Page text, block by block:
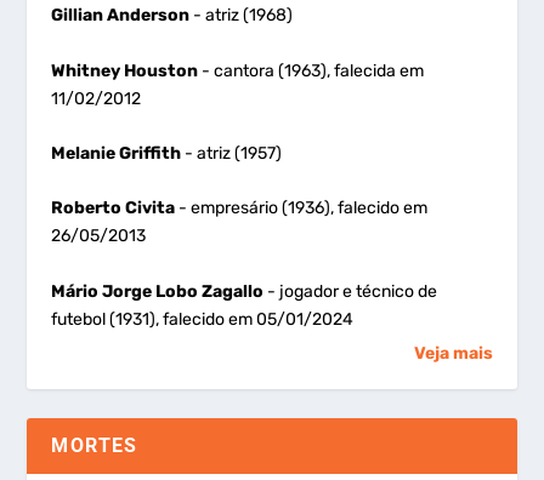
Gillian Anderson - atriz (1968)
Whitney Houston - cantora (1963), falecida em
11/02/2012
Melanie Griffith - atriz (1957)
Roberto Civita - empresário (1936), falecido em
26/05/2013
Mário Jorge Lobo Zagallo - jogador e técnico de
futebol (1931), falecido em 05/01/2024
Veja mais
MORTES